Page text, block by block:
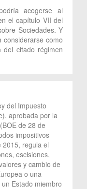
acogerse al
el capítulo VII del
Sociedades. Y
considerarse como
del citado régimen
del Impuesto
aprobada por la
de 28 de
impositivos
2015, regula el
escisiones,
y cambio de
o una
Estado miembro